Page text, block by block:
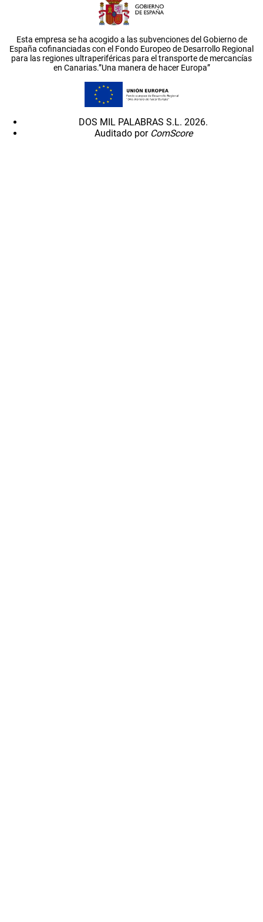
Esta empresa se ha acogido a las subvenciones del Gobierno de
España cofinanciadas con el Fondo Europeo de Desarrollo Regional
para las regiones ultraperiféricas para el transporte de mercancías
en Canarias.”Una manera de hacer Europa”
DOS MIL PALABRAS S.L. 2026.
Auditado por ComScore